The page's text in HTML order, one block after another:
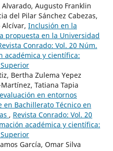
Augusto Franklin
del Pilar Sánchez Cabezas,
Inclusión en la
propuesta en la Universidad
Conrado: Vol. 20 Núm.
académica y científica:
Bertha Zulema Yepez
Tatiana Tapia
en entornos
Bachillerato Técnico en
, Revista Conrado: Vol. 20
académica y científica:
García, Omar Silva